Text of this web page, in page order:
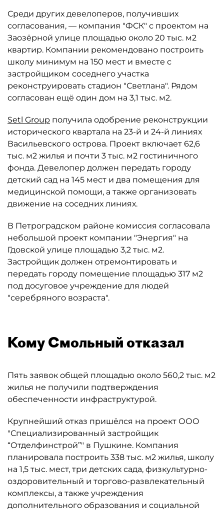
Среди других девелоперов, получивших
согласования, — компания "ФСК" с проектом на
Заозёрной улице площадью около 20 тыс. м2
квартир. Компании рекомендовано построить
школу минимум на 150 мест и вместе с
застройщиком соседнего участка
реконструировать стадион "Светлана". Рядом
согласован ещё один дом на 3,1 тыс. м2.
Setl Group получила одобрение реконструкции
исторического квартала на 23-й и 24-й линиях
Васильевского острова. Проект включает 62,6
тыс. м2 жилья и почти 3 тыс. м2 гостиничного
фонда. Девелопер должен передать городу
детский сад на 145 мест и два помещения для
медицинской помощи, а также организовать
движение на соседних линиях.
В Петроградском районе комиссия согласовала
небольшой проект компании "Энергия" на
Гдовской улице площадью 3,2 тыс. м2.
Застройщик должен отремонтировать и
передать городу помещение площадью 317 м2
под досуговое учреждение для людей
"серебряного возраста".
Кому Смольный отказал
Пять заявок общей площадью около 560,2 тыс. м2
жилья не получили подтверждения
обеспеченности инфраструктурой.
Крупнейший отказ пришёлся на проект ООО
"Специализированный застройщик
“Отделфинстрой”" в Пушкине. Компания
планировала построить 338 тыс. м2 жилья, школу
на 1,5 тыс. мест, три детских сада, физкультурно-
оздоровительный и торгово-развлекательный
комплексы, а также учреждения
дополнительного образования и социальной